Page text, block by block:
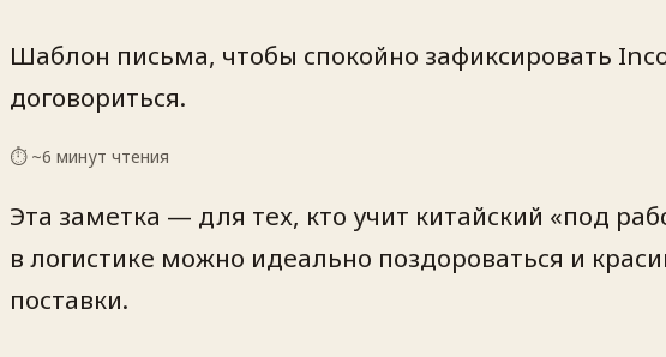
Шаблон письма, чтобы спокойно зафиксировать
договориться.
⏱ ~6 минут чтения
Эта заметка — для тех, кто учит китайский «под
в логистике можно идеально поздороваться и
поставки.